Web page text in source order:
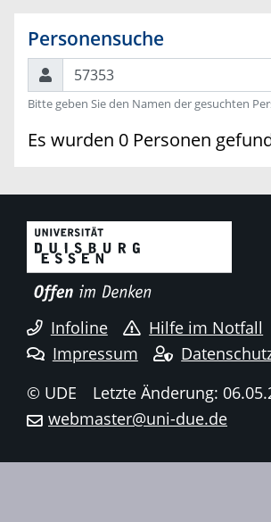
Personensuche
Suchen
Bitte geben Sie den Namen der gesuchten
Es wurden 0 Personen
Infoline
Hilfe im Notfall
Impressum
© UDE
Letzte Änderung:
webmaster@uni-due.de